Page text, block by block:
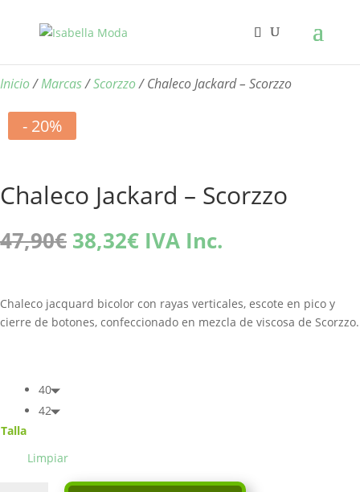
Inicio/Marcas/Scorzzo/ Chaleco Jackard – Scorzzo
- 20%
Chaleco Jackard – Scorzzo
47,90€ El
precio
era:
47,90€.
38,32€El
precio
es:
38,32€.
IVA Inc.
Chaleco jacquard bicolor con rayas verticales, escote en pico y
cierre de botones, confeccionado en mezcla de viscosa de Scorzzo.
Talla
40
42
Limpiar